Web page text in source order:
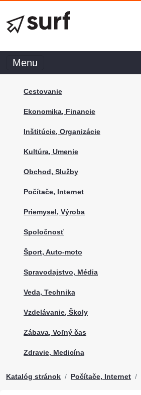
Menu
Cestovanie
Ekonomika, Financie
Inštitúcie, Organizácie
Kultúra, Umenie
Obchod, Služby
Počítače, Internet
Priemysel, Výroba
Spoločnosť
Šport, Auto-moto
Spravodajstvo, Média
Veda, Technika
Vzdelávanie, Školy
Zábava, Voľný čas
Zdravie, Medicína
Katalóg stránok Počítače, Internet